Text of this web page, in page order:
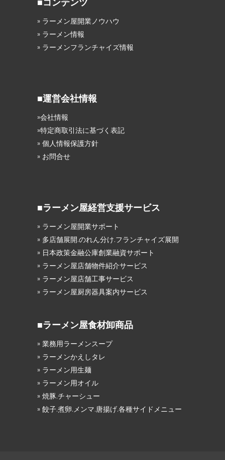
» ラーメン屋開業ノウハウ
» ラーメン情報
» ラーメンフランチャイズ情報
■運営会社情報
»会社情報
»特定商取引法に基づく表記
» 個人情報保護方針
» お問合せ
■ラーメン屋経営支援サービス
» ラーメン屋開業サポート
» 多店舗展開.のれん分け.フランチャイズ展開
» 日本政策金融公庫創業融資サポート
» ラーメン屋店舗物件紹介サービス
» ラーメン屋店舗工事サービス
» ラーメン屋厨房器具案内サービス
■ラーメン屋食材卸商品
» 業務用ラーメンスープ
» ラーメンかえしタレ
» ラーメン用生麺
» ラーメン用オイル
» 焼豚.チャーシュー
» 餃子.煮卵.メンマ.唐揚げ.各種サイドメニュー